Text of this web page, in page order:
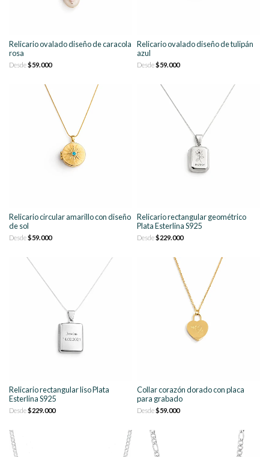
Relicario ovalado diseño de caracola
rosa
Desde$59.000
Relicario ovalado diseño de tulipán
azul
Desde$59.000
Relicario circular amarillo con diseño
de sol
Desde$59.000
Relicario rectangular geométrico
Plata Esterlina S925
Desde$229.000
Relicario rectangular liso Plata
Esterlina S925
Desde$229.000
Collar corazón dorado con placa
para grabado
Desde$59.000